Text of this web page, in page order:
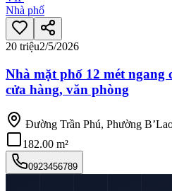
Nhà phố
20 triệu2/5/2026
Nhà mặt phố 12 mét ngang
cửa hàng, văn phòng
Đường Trần Phú, Phường
182.00 m²
0923456789